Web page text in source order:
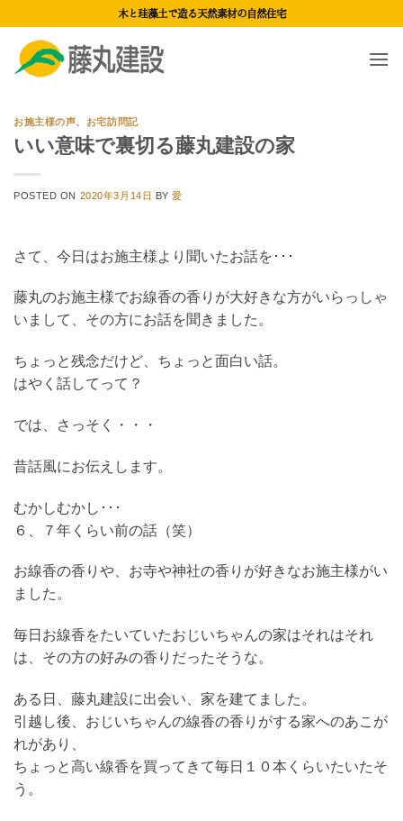
content
木と珪藻土で造る天然素材の自然住宅
お施主様の声、 お宅訪問記
いい意味で裏切る藤丸建設の家
POSTED ON 2020年3月14日 BY愛
さて、今日はお施主様より聞いたお話を･･･
藤丸のお施主様でお線香の香りが大好きな方がいらっしゃ
いまして、その方にお話を聞きました。
ちょっと残念だけど、ちょっと面白い話。
はやく話してって？
では、さっそく・・・
昔話風にお伝えします。
むかしむかし･･･
６、７年くらい前の話（笑）
お線香の香りや、お寺や神社の香りが好きなお施主様がい
ました。
毎日お線香をたいていたおじいちゃんの家はそれはそれ
は、その方の好みの香りだったそうな。
ある日、藤丸建設に出会い、家を建てました。
引越し後、おじいちゃんの線香の香りがする家へのあこが
れがあり、
ちょっと高い線香を買ってきて毎日１０本くらいたいたそ
う。